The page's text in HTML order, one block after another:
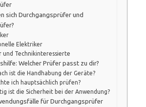
sich Durchgangsprüfer und
Elektriker
und Technikinteressierte
Welcher Prüfer passt zu dir?
ist die Handhabung der Geräte?
ich hauptsächlich prüfen?
ist die Sicherheit bei der Anwendung?
für Durchgangsprüfer